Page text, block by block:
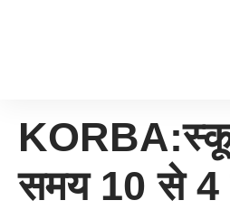
समय 10 से